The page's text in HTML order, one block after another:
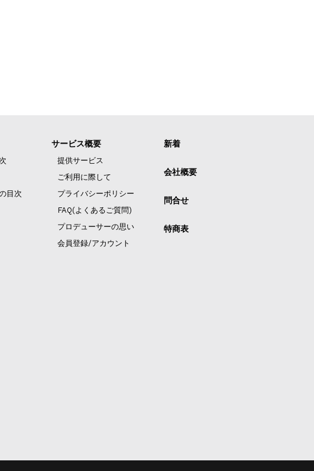
目次
サービス概要
提供サービス
ご利用に際して
プライバシーポリシー
FAQ(よくあるご質問)
プロデューサーの思い
会員登録/アカウント
新着
会社概要
問合せ
特商表